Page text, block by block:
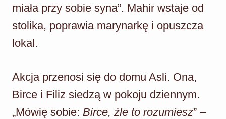
miała przy sobie syna”. Mahir wstaje od
stolika, poprawia marynarkę i opuszcza
lokal.
Akcja przenosi się do domu Asli. Ona,
Birce i Filiz siedzą w pokoju dziennym.
„Mówię sobie: Birce, źle to rozumiesz” –